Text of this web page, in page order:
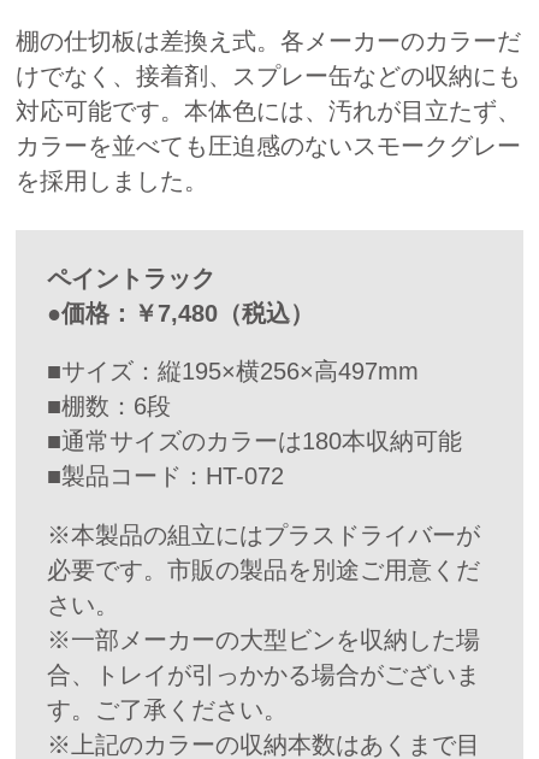
棚の仕切板は差換え式。各メーカーのカラーだ
けでなく、接着剤、スプレー缶などの収納にも
対応可能です。本体色には、汚れが目立たず、
カラーを並べても圧迫感のないスモークグレー
を採用しました。
ペイントラック
●価格：￥7,480（税込）
■サイズ：縦195×横256×高497mm
■棚数：6段
■通常サイズのカラーは180本収納可能
■製品コード：HT-072
※本製品の組立にはプラスドライバーが
必要です。市販の製品を別途ご用意くだ
さい。
※一部メーカーの大型ビンを収納した場
合、トレイが引っかかる場合がございま
す。ご了承ください。
※上記のカラーの収納本数はあくまで目